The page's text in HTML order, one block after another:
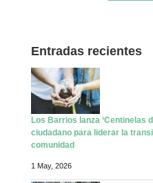
Entradas recientes
Los Barrios lanza ‘Centinelas
ciudadano para liderar la
comunidad
1 May, 2026